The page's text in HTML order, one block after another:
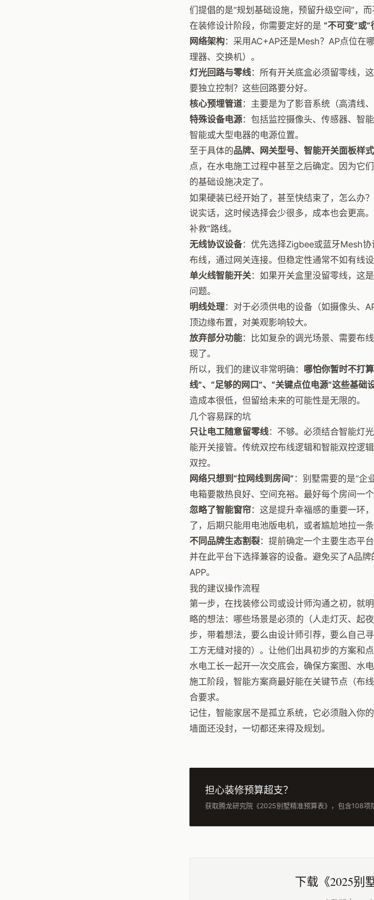
们提倡的是“规划基础设施，预留升级空间”，
在装修设计阶段，你需要定好的是 “不可变”或
网络架构：采用AC+AP还是Mesh？AP点位在
理器、交换机）。
灯光回路与零线：所有开关底盒必须留零线，
要独立控制？这些回路要分好。
核心预埋管道：主要是为了影音系统（高清线
特殊设备电源：包括监控摄像头、传感器、智
智能或大型电器的电源位置。
至于具体的品牌、网关型号、智能开关面板样
点，在水电施工过程中甚至之后确定。因为它
的基础设施决定了。
如果硬装已经开始了，甚至快结束了，怎么办？
说实话，这时候选择会少很多，成本也会更高
补救”路线。
无线协议设备：优先选择Zigbee或蓝牙Mesh
布线，通过网关连接。但稳定性通常不如有线
单火线智能开关：如果开关盒里没留零线，这
问题。
明线处理：对于必须供电的设备（如摄像头、
顶边缘布置，对美观影响较大。
放弃部分功能：比如复杂的调光场景、需要布
现了。
所以，我们的建议非常明确： 哪怕你暂时不打
线”、“足够的网口”、“关键点位电源”这些基础
造成本很低，但留给未来的可能性是无限的。
几个容易踩的坑
只让电工随意留零线：不够。必须结合智能灯
能开关接管。传统双控布线逻辑和智能双控逻
双控。
网络只想到“拉网线到房间”：别墅需要的是“企
电箱要散热良好、空间充裕。最好每个房间一
忽略了智能窗帘：这是提升幸福感的重要一环
了，后期只能用电池版电机，或者尴尬地拉一条
不同品牌生态割裂：提前确定一个主要生态平
并在此平台下选择兼容的设备。避免买了A品
APP。
我的建议操作流程
第一步，在找装修公司或设计师沟通之初，就
略的想法：哪些场景是必须的（人走灯灭、起
步，带着想法，要么由设计师引荐，要么自己
工方无缝对接的）。让他们出具初步的方案和
水电工长一起开一次交底会，确保方案图、水
施工阶段，智能方案商最好能在关键节点（布
合要求。
记住，智能家居不是孤立系统，它必须融入你
墙面还没封，一切都还来得及规划。
担心装修预算超支？
获取腾龙研究院《2025别墅精准预算表》，包含108项
下载《2025别